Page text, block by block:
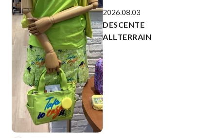
2026.08.03
DESCENTE
ALLTERRAIN